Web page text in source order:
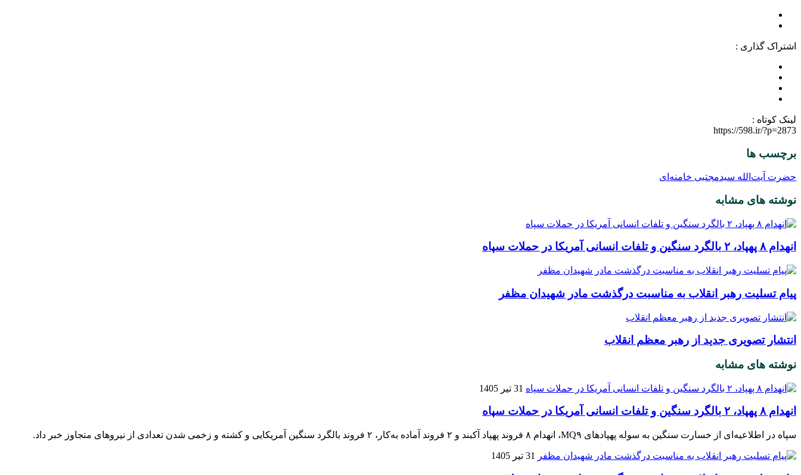
اشتراک گذاری :
لینک کوتاه :
https://598.ir/?p=2873
برچسب ها
حضرت آیت‌الله سیدمجتبی خامنه‌ای
نوشته های مشابه
انهدام ۸ پهپاد، ۲ بالگرد سنگین و تلفات انسانی آمریکا در حملات سپاه
پیام تسلیت رهبر انقلاب به مناسبت درگذشت مادر شهیدان مظفر
انتشار تصویری جدید از رهبر معظم انقلاب
نوشته های مشابه
31 تیر 1405
انهدام ۸ پهپاد، ۲ بالگرد سنگین و تلفات انسانی آمریکا در حملات سپاه
سپاه در اطلاعیه‌ای از خسارت سنگین به سوله پهپادهای MQ۹، انهدام ۸ فروند پهپاد آکبند و ۲ فروند آماده به‌کار، ۲ فروند بالگرد سنگین آمریکایی و کشته و زخمی شدن تعدادی از نیروهای متجاوز خبر داد.
31 تیر 1405